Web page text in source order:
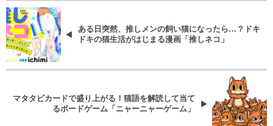
ある日突然、推しメンの飼い猫になったら…？ドキ
ドキの猫生活がはじまる漫画「推しネコ」
マタタビカードで盛り上がる！猫語を解読して当て
るボードゲーム「ニャーニャーゲーム」